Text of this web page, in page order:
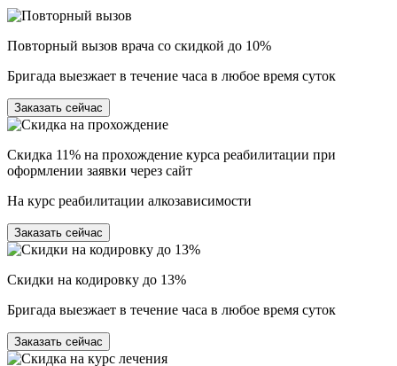
Повторный вызов врача со скидкой до 10%
Бригада выезжает в течение часа в любое время суток
Заказать сейчас
Скидка 11% на прохождение курса реабилитации при
оформлении заявки через сайт
На курс реабилитации алкозависимости
Заказать сейчас
Скидки на кодировку до 13%
Бригада выезжает в течение часа в любое время суток
Заказать сейчас